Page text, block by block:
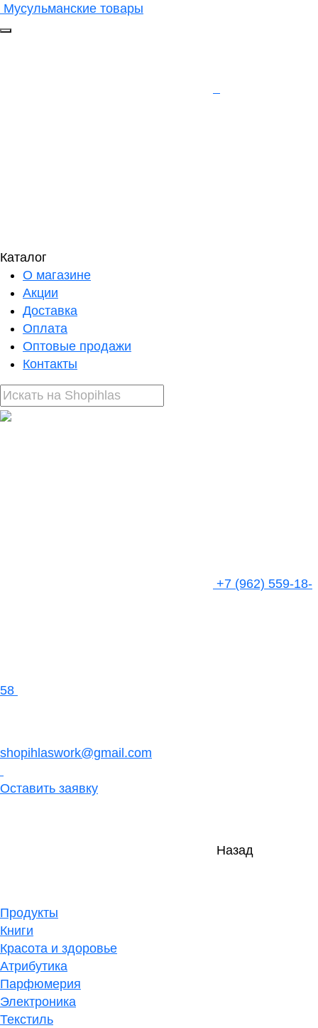
Мусульманские товары
Каталог
О магазине
Акции
Доставка
Оплата
Оптовые продажи
Контакты
+7 (962) 559-18-
58
shopihlaswork@gmail.com
Оставить заявку
Назад
Продукты
Книги
Красота и здоровье
Атрибутика
Парфюмерия
Электроника
Текстиль